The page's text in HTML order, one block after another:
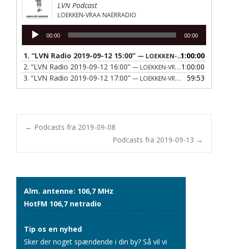
LVN Podcast
LOEKKEN-VRAA NAERRADIO
Lydafspiller
00:00 00:00
1. “LVN Radio 2019-09-12 15:00” — LOEKKEN-VRAA NAERRADIO 1:00:00
2. “LVN Radio 2019-09-12 16:00” — LOEKKEN-VRAA NAERRADIO
1:00:00
3. “LVN Radio 2019-09-12 17:00” — LOEKKEN-VRAA NAERRADIO 59:53
Post
← Podcasts fra 2019-09-08
Podcasts fra 2019-09-13 →
Alm. antenne: 106,7 MHz
HotFM 106,7 netradio
Tip os en nyhed
Sker der noget spændende i din by? Så vil vi